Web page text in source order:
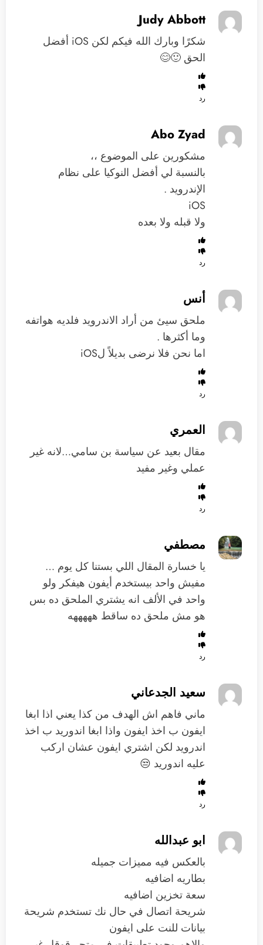
Judy Abbott
شكرًا وبارك الله فيكم لكن iOS أفضل
الحق 🙂😊
رد
Abo Zyad
مشكورين على الموضوع ،،
بالنسبة لي أفضل النوكيا على نظام
الإندرويد .
iOS
ولا قبله ولا بعده
رد
أنس
ملحق سيئ من أراد الاندرويد فلديه هواتفه
وما أكثرها .
اما نحن فلا نرضى بديلاً لiOS
رد
العمري
مقال بعيد عن سياسة بن سامي…لانه غير
عملي وغير مفيد
رد
مصطفي
يا خسارة المقال اللي بستنا كل يوم …
مفيش واحد بيستخدم أيفون هيفكر ولو
واحد في الألف انه يشتري الملحق ده بس
هو مش ملحق ده ساقط هههههه
رد
سعيد الجدعاني
ماني فاهم اش الهدف من كذا يعني اذا ابغا
ايفون ب اخذ ايفون واذا ابغا اندوريد ب اخذ
اندرويد لكن اشتري ايفون عشان اركب
عليه اندوريد 😒
رد
ابو عبدالله
بالعكس فيه مميزات جميله
بطاريه اضافيه
سعة تخزين اضافيه
شريحة اتصال في حال نك تستخدم شريحة
بيانات للنت على ايفون